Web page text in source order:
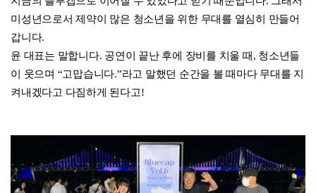
미성년으로서 제약이 많은 청소년을 위한 무대를 열심히 만들어
갑니다.
윤 대표는 말합니다. 공연이 끝난 후에 장비를 치울 때, 청소년들
이 웃으며 “고맙습니다.”라고 말했던 순간을 볼 때마다 무대를 지
켜내겠다고 다짐하게 된다고!